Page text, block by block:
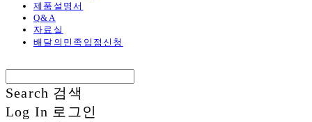
제품설명서
Q&A
자료실
배달의민족입점신청
Search 검색
Log In 로그인